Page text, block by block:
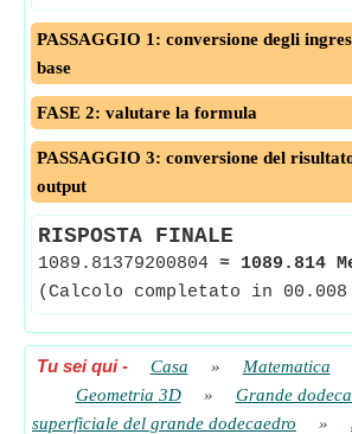
PASSAGGIO 1: conversione degli
base
FASE 2: valutare la formula
PASSAGGIO 3: conversione del
output
RISPOSTA FINALE
1089.81379200804 ≈ 1089.814
(Calcolo completato in
Tu sei qui- Casa » Matematica
Geometria 3D
» Grande
superficiale del grande dodecaedro
»